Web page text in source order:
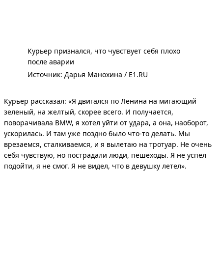
Курьер признался, что чувствует себя плохо
после аварии
Источник: Дарья Манохина / E1.RU
Курьер рассказал: «Я двигался по Ленина на мигающий
зеленый, на желтый, скорее всего. И получается,
поворачивала BMW, я хотел уйти от удара, а она, наоборот,
ускорилась. И там уже поздно было что-то делать. Мы
врезаемся, сталкиваемся, и я вылетаю на тротуар. Не очень
себя чувствую, но пострадали люди, пешеходы. Я не успел
подойти, я не смог. Я не видел, что в девушку летел».